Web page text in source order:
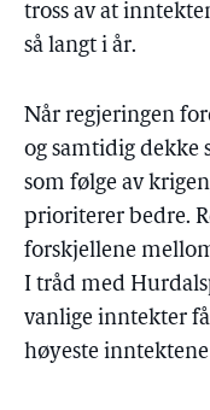
tross av at
så langt i år.
Når regjeringen
og samtidig dekke
som følge av
prioriterer bedre.
forskjellene
I tråd med
vanlige inntekter
høyeste